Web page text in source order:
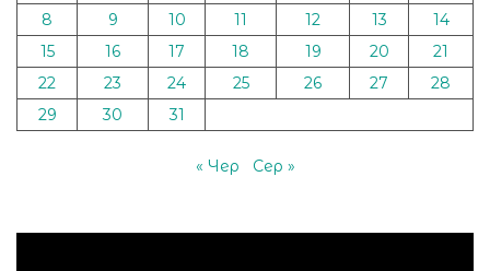
8
9 10 11 12 13
14
15
16 17 18 19 20
21
22
23 24 25 26 27
28
29
30 31
« Чер Сер »